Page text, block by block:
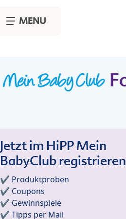
MENU
Jetzt im HiPP Mein
BabyClub registrieren
✔️ Produktproben
✔️ Coupons
✔️ Gewinnspiele
✔️ Tipps per Mail